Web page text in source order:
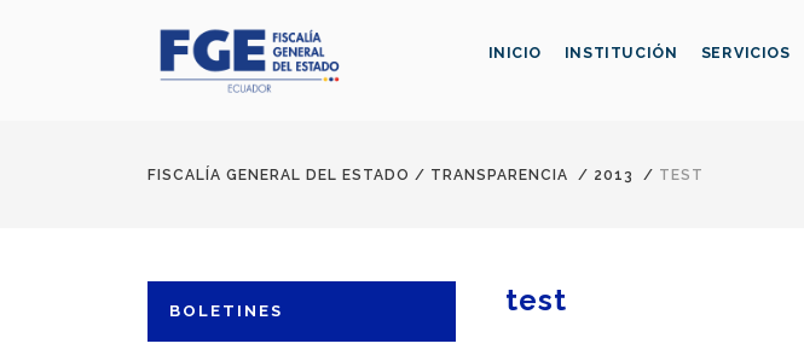
INICIO INSTITUCIÓN SERVICIOS
FISCALÍA GENERAL DEL ESTADO / TRANSPARENCIA / 2013 / TEST
BOLETINES test